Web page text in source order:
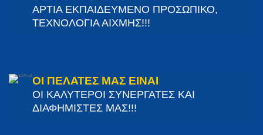
ΑΡΤΙΑ ΕΚΠΑΙΔΕΥΜΕΝΟ ΠΡΟΣΩΠΙΚΟ,
ΤΕΧΝΟΛΟΓΙΑ ΑΙΧΜΗΣ!!!
ΟΙ ΠΕΛΑΤΕΣ ΜΑΣ ΕΙΝΑΙ
ΟΙ ΚΑΛΥΤΕΡΟΙ ΣΥΝΕΡΓΑΤΕΣ ΚΑΙ
ΔΙΑΦΗΜΙΣΤΕΣ ΜΑΣ!!!